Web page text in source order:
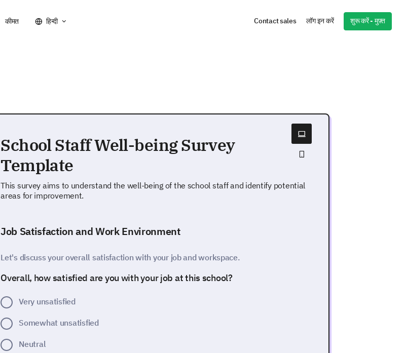
कीमत हिन्दी Contact sales लॉग इन करें शुरू करें - मुफ़्त
School Staff Well-being Survey
Template
This survey aims to understand the well-being of the school staff and identify potential
areas for improvement.
Job Satisfaction and Work Environment
Let's discuss your overall satisfaction with your job and workspace.
Overall, how satisfied are you with your job at this school?
Very unsatisfied
Somewhat unsatisfied
Neutral